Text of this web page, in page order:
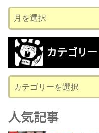
ー
カ
ブ
カテゴリー
テ
ゴ
リ
人気記事